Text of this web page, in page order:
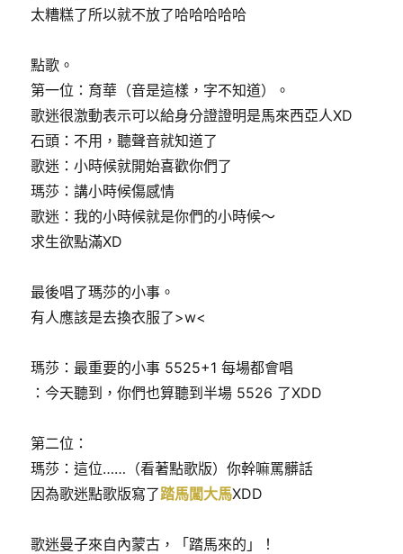
太糟糕了所以就不放了哈哈哈哈哈
點歌。
第一位：育華（音是這樣，字不知道）。
歌迷很激動表示可以給身分證證明是馬來西亞人XD
石頭：不用，聽聲音就知道了
歌迷：小時候就開始喜歡你們了
瑪莎：講小時候傷感情
歌迷：我的小時候就是你們的小時候～
求生欲點滿XD
最後唱了瑪莎的小事。
有人應該是去換衣服了>w<
瑪莎：最重要的小事 5525+1 每場都會唱
：今天聽到，你們也算聽到半場 5526 了XDD
第二位：
瑪莎：這位……（看著點歌版）你幹嘛罵髒話
因為歌迷點歌版寫了踏馬闖大馬XDD
歌迷曼子來自內蒙古，「踏馬來的」！